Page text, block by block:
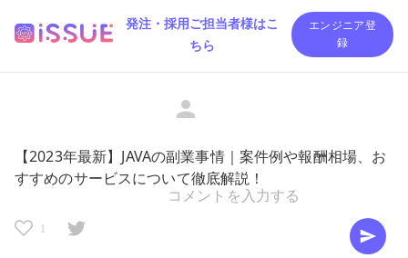
発注・採用ご担当者様はこ
ちら
エンジニア登
録
【2023年最新】JAVAの副業事情｜案件例や報酬相場、お
すすめのサービスについて徹底解説！
1